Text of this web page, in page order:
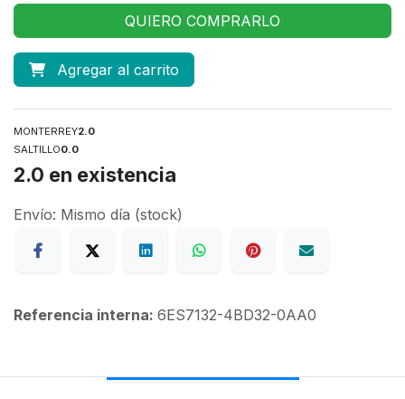
QUIERO COMPRARLO
Agregar al carrito
MONTERREY2.0
SALTILLO0.0
2.0 en existencia
Envío: Mismo día (stock)
Referencia interna: 6ES7132-4BD32-0AA0